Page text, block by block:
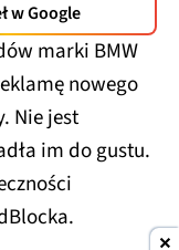
w Google
marki BMW
nowego
Nie jest
im do gustu.